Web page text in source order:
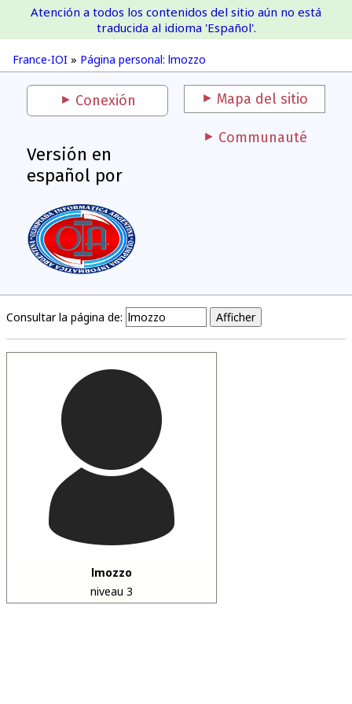
France-IOI
France-IOI » Página personal: lmozzo
Atención a todos los contenidos del sitio aún no está
traducida al idioma 'Español'.
Conexión Mapa del sitio
Versión en
español por
Communauté
Consultar la página de:
lmozzo
niveau 3